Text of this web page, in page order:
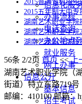
信息化服
办事流程
电话查询
办公地点
就业服务
网上办事
信息公开
基本信息
招生考试
2015普通专科招生
2015五年制大中专
湖南艺术职业学院
湖南艺术职业学院
湖南艺术职业学院
56条 2/2页 首页 << 上
湖南艺术职业学院（
街道）特立东路719号
邮编：410100 邮箱：